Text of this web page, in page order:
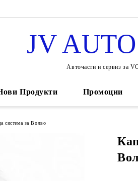
JV
Авточасти и сервиз за
Продукти Промоции
система за Волво